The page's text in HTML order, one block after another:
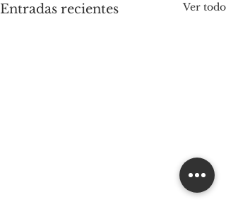
Entradas recientes Ver todo